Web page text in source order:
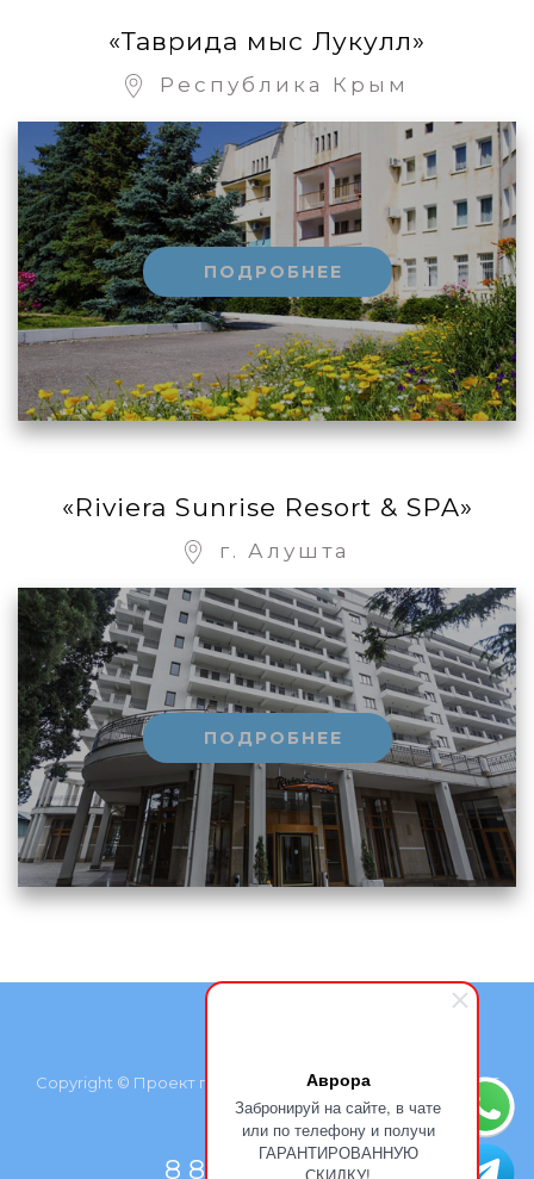
Аврора
Забронируй на сайте, в чате
или по телефону и получи
ГАРАНТИРОВАННУЮ
«Таврида мыс Лукулл»
Республика Крым
ПОДРОБНЕЕ
«Riviera Sunrise Resort & SPA»
г. Алушта
ПОДРОБНЕЕ
Copyright © Проект группы компаний «Курортмакс», 2026
8 800 500 77 66